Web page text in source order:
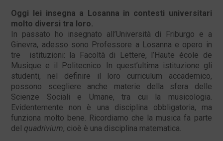
Oggi lei insegna a Losanna in contesti universitari
molto diversi tra loro.
In passato ho insegnato all’Università di Friburgo e a
Ginevra, adesso sono Professore a Losanna e opero in
tre istituzioni: la Facoltà di Lettere, l’Haute école de
Musique e il Politecnico. In quest’ultima istituzione gli
studenti, nel definire il loro curriculum accademico,
possono scegliere anche materie della sfera delle
Scienze Sociali e Umane, tra cui la musicologia.
Evidentemente non è una disciplina obbligatoria, ma
funziona molto bene. Ricordiamo che la musica fa parte
del quadrivium, cioè è una disciplina matematica.